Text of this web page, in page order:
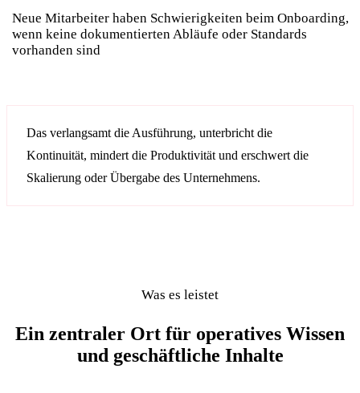
Neue Mitarbeiter haben Schwierigkeiten beim Onboarding,
wenn keine dokumentierten Abläufe oder Standards
vorhanden sind
Das verlangsamt die Ausführung, unterbricht die
Kontinuität, mindert die Produktivität und erschwert die
Skalierung oder Übergabe des Unternehmens.
Was es leistet
Ein zentraler Ort für operatives Wissen
und geschäftliche Inhalte